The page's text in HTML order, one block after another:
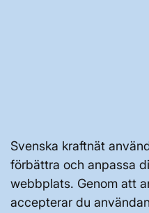
Svenska kraftnät
förbättra och anpassa
webbplats. Genom att
accepterar du